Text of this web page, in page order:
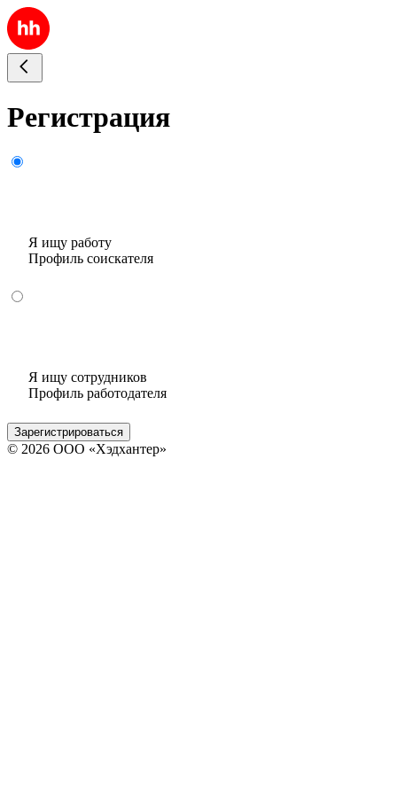
Регистрация
Я ищу работу
Профиль соискателя
Я ищу сотрудников
Профиль работодателя
Зарегистрироваться
© 2026 ООО «Хэдхантер»